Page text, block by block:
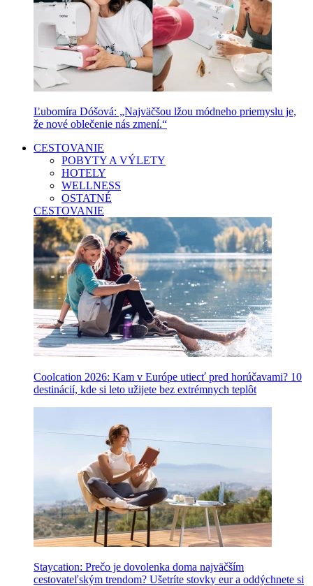
Ľubomíra Dóšová: „Najväčšou lžou módneho priemyslu je,
že nové oblečenie nás zmení.“
CESTOVANIE
POBYTY A VÝLETY
HOTELY
WELLNESS
OSTATNÉ
CESTOVANIE
Coolcation 2026: Kam v Európe utiecť pred horúčavami? 10
destinácií, kde si leto užijete bez extrémnych teplôt
Staycation: Prečo je dovolenka doma najväčším
cestovateľským trendom? Ušetríte stovky eur a oddýchnete si